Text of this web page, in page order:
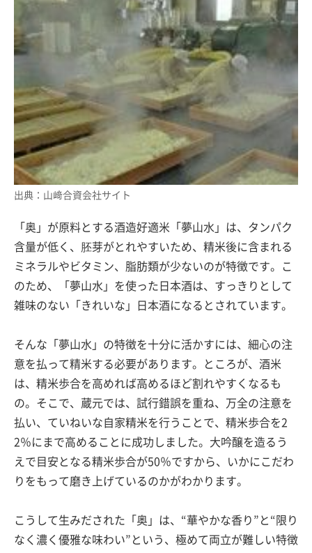
出典：山﨑合資会社サイト
「奥」が原料とする酒造好適米「夢山水」は、タンパク
含量が低く、胚芽がとれやすいため、精米後に含まれる
ミネラルやビタミン、脂肪類が少ないのが特徴です。こ
のため、「夢山水」を使った日本酒は、すっきりとして
雑味のない「きれいな」日本酒になるとされています。
そんな「夢山水」の特徴を十分に活かすには、細心の注
意を払って精米する必要があります。ところが、酒米
は、精米歩合を高めれば高めるほど割れやすくなるも
の。そこで、蔵元では、試行錯誤を重ね、万全の注意を
払い、ていねいな自家精米を行うことで、精米歩合を2
2％にまで高めることに成功しました。大吟醸を造るう
えで目安となる精米歩合が50％ですから、いかにこだわ
りをもって磨き上げているのかがわかります。
こうして生みだされた「奥」は、“華やかな香り”と“限り
なく濃く優雅な味わい”という、極めて両立が難しい特徴